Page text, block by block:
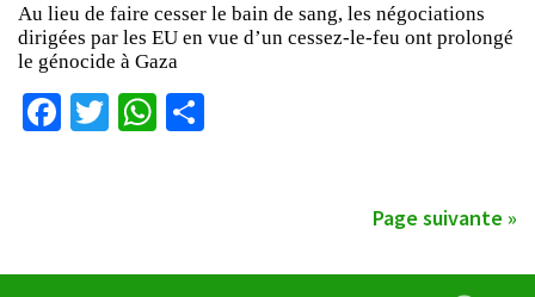
Au lieu de faire cesser le bain de sang, les négociations
dirigées par les EU en vue d’un cessez-le-feu ont prolongé
le génocide à Gaza
Facebook
TwitterWhatsApp
Page suivante »